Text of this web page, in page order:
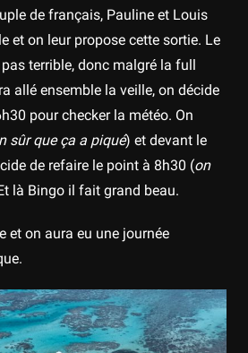
de français, Pauline et Louis
et on leur propose cette sortie. Le
terrible, donc malgré la full
allé ensemble la veille, on décide
pour checker la météo. On
sûr que ça a piqué) et devant le
de refaire le point à 8h30 (on
là Bingo il fait grand beau.
et on aura eu une journée